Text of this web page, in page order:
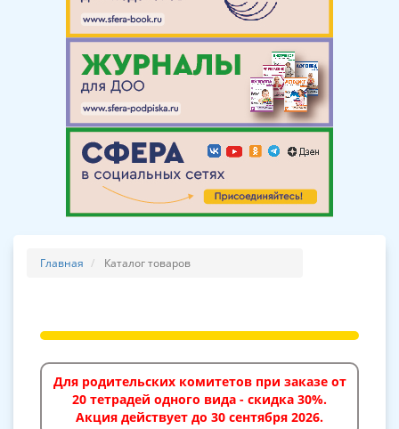
Главная Каталог товаров
Для родительских комитетов при заказе от
20 тетрадей одного вида - скидка 30%.
Акция действует до 30 сентября 2026.